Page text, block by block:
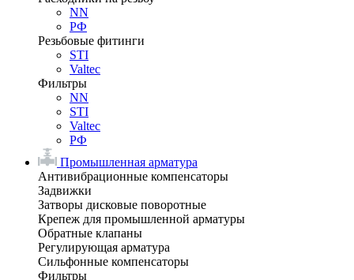
NN
РФ
Резьбовые фитинги
STI
Valtec
Фильтры
NN
STI
Valtec
РФ
Промышленная арматура
Антивибрационные компенсаторы
Задвижки
Затворы дисковые поворотные
Крепеж для промышленной арматуры
Обратные клапаны
Регулирующая арматура
Сильфонные компенсаторы
Фильтры